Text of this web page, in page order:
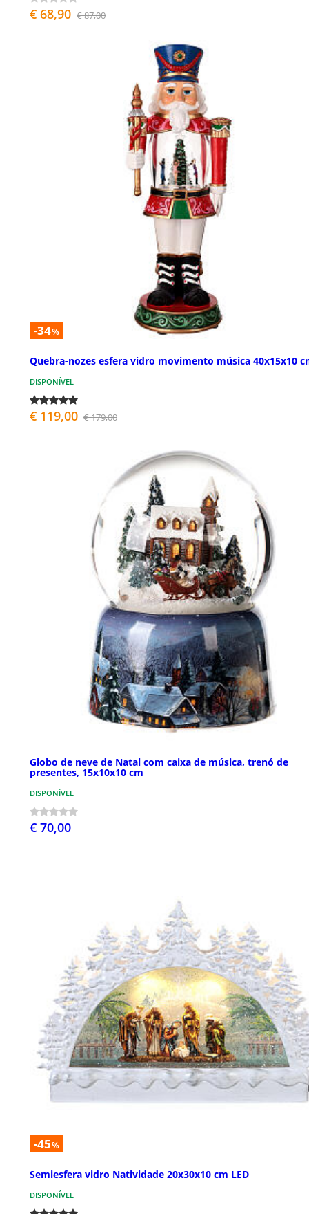
€ 68,90 € 87,00
-34%
Quebra-nozes esfera vidro movimento música 40x15x10
DISPONÍVEL
€ 119,00 € 179,00
Globo de neve de Natal com caixa de música, trenó de
presentes, 15x10x10 cm
DISPONÍVEL
€ 70,00
-45%
Semiesfera vidro Natividade 20x30x10 cm LED
DISPONÍVEL